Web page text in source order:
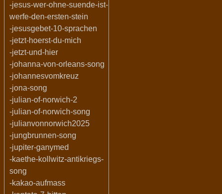
-jesus-wer-ohne-suende-ist-
werfe-den-ersten-stein
-jesusgebet-10-sprachen
-jetzt-hoerst-du-mich
-jetzt-und-hier
-johanna-von-orleans-song
-johannesvomkreuz
-jona-song
-julian-of-norwich-2
-julian-of-norwich-song
-julianvonnorwich2025
-jungbrunnen-song
-jupiter-ganymed
-kaethe-kollwitz-antikriegs-
song
-kakao-aufmass